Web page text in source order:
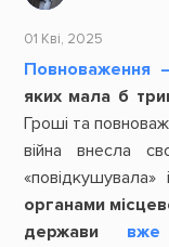
01 Кві, 2025
Повноваження
яких мала б
Гроші та
війна внесла
органами
держави